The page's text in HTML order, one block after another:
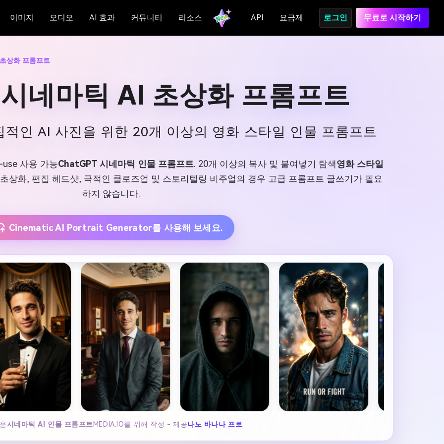
이미지 오디오 AI 효과 커뮤니티 리소스 API 요금제 로그인 무료로 시작하기
상화 프롬프트
네마틱 AI 초상화 프롬프트
인 AI 사진을 위한 20개 이상의 영화 스타일 인물 프롬프트
사용 가능ChatGPT 시네마틱 인물 프롬프트. 20개 이상의 복사 및 붙여넣기 탐색영화 스타일
상화, 편집 헤드샷, 극적인 클로즈업 및 스토리텔링 비주얼의 경우 고급 프롬프트 글쓰기가 필요
하지 않습니다.
Cinematic AI Portrait Generator를 사용해 보세요.
시네마틱 AI 인물 프롬프트 MEDIA.IO를 위해 작성 - 제공나노 바나나 프로